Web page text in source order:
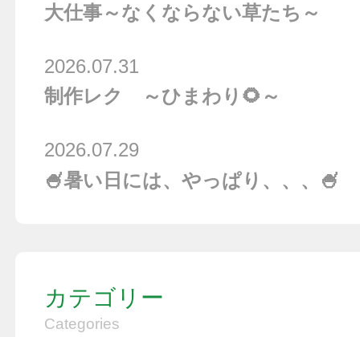
大仕事～なくならない草たち～
制作レク ～ひまわり🌻～
2026.07.31
🍧暑い日には、やっぱり、、、🍧
2026.07.29
カテゴリー
Categories